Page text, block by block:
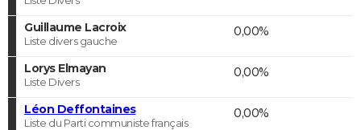
Guillaume Lacroix
Liste divers gauche
0,00%
Lorys Elmayan
Liste Divers
0,00%
Léon Deffontaines
Liste du Parti communiste français
0,00%